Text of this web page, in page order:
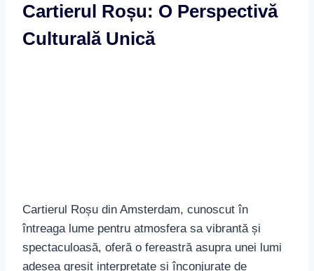
Cartierul Roșu: O Perspectivă
Culturală Unică
controverse. Acest cartier emblematic combină
tradiția și modernitatea, fiind un exemplu de
toleranță și diversitate culturală. Descoperiți
secretele și istoria din spatele acestui cartier